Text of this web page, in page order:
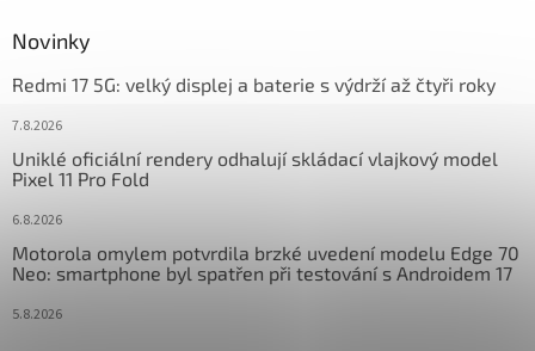
Novinky
Redmi 17 5G: velký displej a baterie s výdrží až čtyři roky
7.8.2026
Uniklé oficiální rendery odhalují skládací vlajkový model
Pixel 11 Pro Fold
6.8.2026
Motorola omylem potvrdila brzké uvedení modelu Edge 70
Neo: smartphone byl spatřen při testování s Androidem 17
5.8.2026